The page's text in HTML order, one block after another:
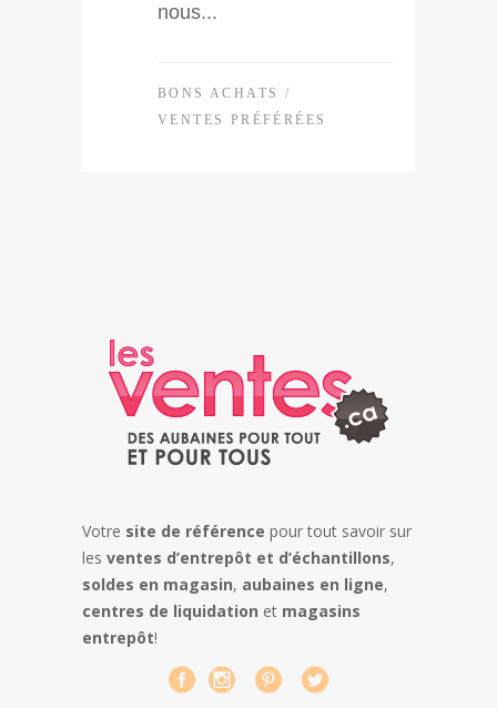
nous...
BONS ACHATS
/
VENTES PRÉFÉRÉES
Votre site de référence pour tout savoir sur
les ventes d’entrepôt et d’échantillons,
soldes en magasin, aubaines en ligne,
centres de liquidation et magasins
entrepôt!